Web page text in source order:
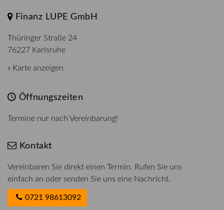
Finanz LUPE GmbH
Thüringer Straße 24
76227 Karlsruhe
» Karte anzeigen
Öffnungszeiten
Termine nur nach Vereinbarung!
Kontakt
Vereinbaren Sie direkt einen Termin. Rufen Sie uns
einfach an oder senden Sie uns eine Nachricht.
0721 98613092